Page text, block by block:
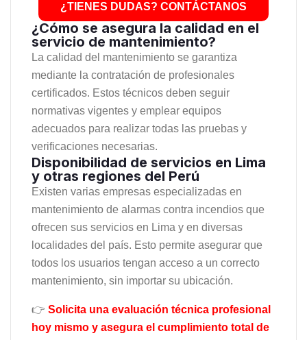
¿TIENES DUDAS? CONTÁCTANOS
¿Cómo se asegura la calidad en el
servicio de mantenimiento?
La calidad del mantenimiento se garantiza
mediante la contratación de profesionales
certificados. Estos técnicos deben seguir
normativas vigentes y emplear equipos
adecuados para realizar todas las pruebas y
verificaciones necesarias.
Disponibilidad de servicios en Lima
y otras regiones del Perú
Existen varias empresas especializadas en
mantenimiento de alarmas contra incendios que
ofrecen sus servicios en Lima y en diversas
localidades del país. Esto permite asegurar que
todos los usuarios tengan acceso a un correcto
mantenimiento, sin importar su ubicación.
👉 Solicita una evaluación técnica profesional
hoy mismo y asegura el cumplimiento total de